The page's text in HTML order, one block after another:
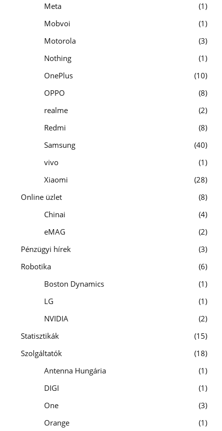
Meta
1
Mobvoi
1
Motorola
3
Nothing
1
OnePlus
10
OPPO
8
realme
2
Redmi
8
Samsung
40
vivo
1
Xiaomi
28
Online üzlet
8
Chinai
4
eMAG
2
Pénzügyi hírek
3
Robotika
6
Boston Dynamics
1
LG
1
NVIDIA
2
Statisztikák
15
Szolgáltatók
18
Antenna Hungária
1
DIGI
1
One
3
Orange
1